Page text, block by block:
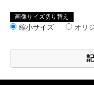
画像サイズ切り替え
縮小サイズ オリ